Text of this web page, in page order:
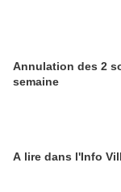
Annulation des 2
semaine
A lire dans l'Info